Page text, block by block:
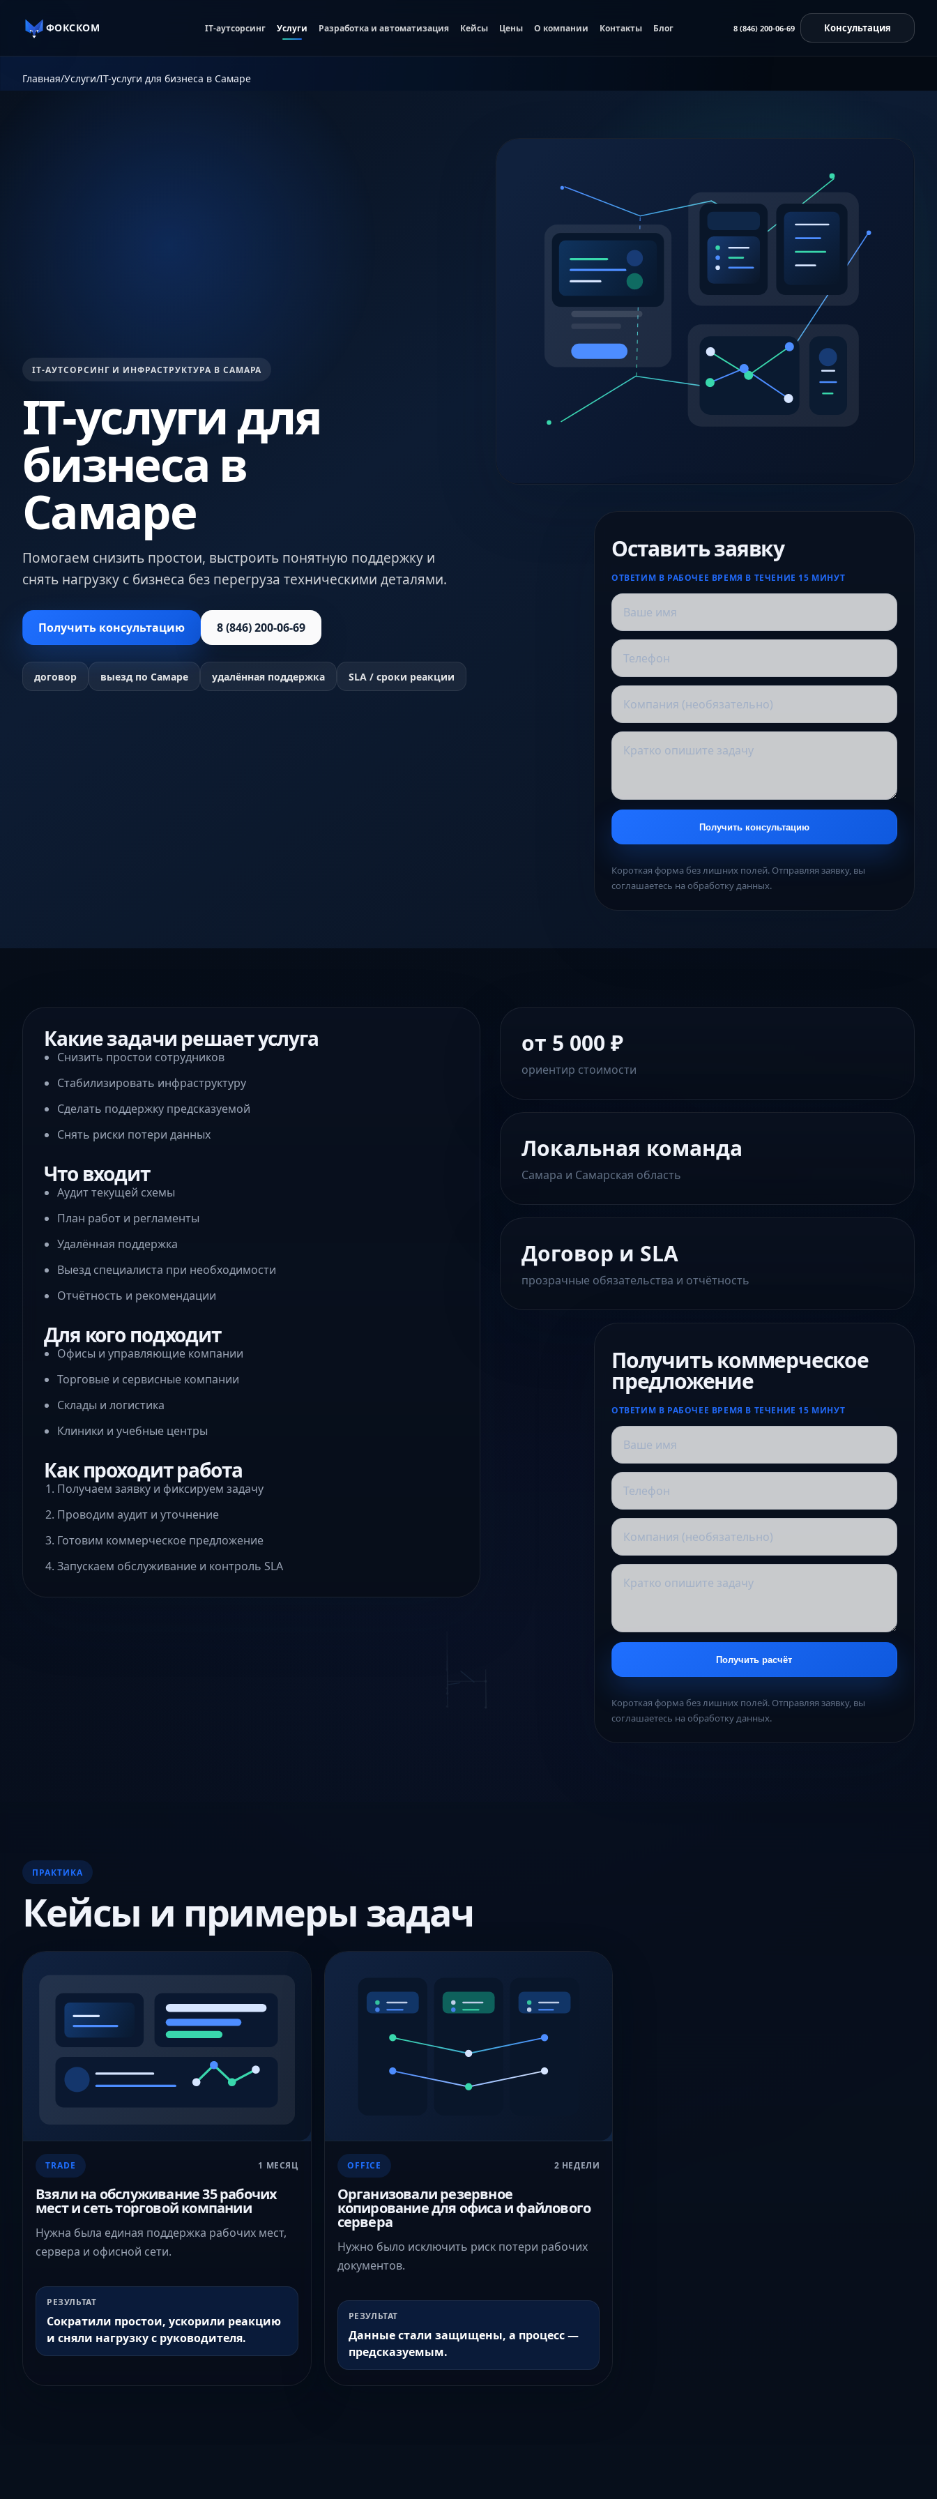
ФОКСКОМ IT-аутсорсинг Услуги Разработка и автоматизация Кейсы Цены О компании Контакты Блог 8 (846) 200-06-69 Консультация
Главная/Услуги/IT-услуги для бизнеса в Самаре
IT-АУТСОРСИНГ И ИНФРАСТРУКТУРА В САМАРА
IT-услуги для
бизнеса в
Самаре
Помогаем снизить простои, выстроить понятную поддержку и
снять нагрузку с бизнеса без перегруза техническими деталями.
Получить консультацию 8 (846) 200-06-69
договор выезд по Самаре удалённая поддержка SLA / сроки реакции
Оставить заявку
ОТВЕТИМ В РАБОЧЕЕ ВРЕМЯ В ТЕЧЕНИЕ 15 МИНУТ
Получить консультацию
Короткая форма без лишних полей. Отправляя заявку, вы
соглашаетесь на обработку данных.
Какие задачи решает услуга
Снизить простои сотрудников
Стабилизировать инфраструктуру
Сделать поддержку предсказуемой
Снять риски потери данных
Что входит
Аудит текущей схемы
План работ и регламенты
Удалённая поддержка
Выезд специалиста при необходимости
Отчётность и рекомендации
Для кого подходит
Офисы и управляющие компании
Торговые и сервисные компании
Склады и логистика
Клиники и учебные центры
Как проходит работа
Получаем заявку и фиксируем задачу
Проводим аудит и уточнение
Готовим коммерческое предложение
Запускаем обслуживание и контроль SLA
от 5 000 ₽
ориентир стоимости
Локальная команда
Самара и Самарская область
Договор и SLA
прозрачные обязательства и отчётность
Получить коммерческое
предложение
ОТВЕТИМ В РАБОЧЕЕ ВРЕМЯ В ТЕЧЕНИЕ 15 МИНУТ
Получить расчёт
Короткая форма без лишних полей. Отправляя заявку, вы
соглашаетесь на обработку данных.
ПРАКТИКА
Кейсы и примеры задач
TRADE 1 МЕСЯЦ
Взяли на обслуживание 35 рабочих
мест и сеть торговой компании
Нужна была единая поддержка рабочих мест,
сервера и офисной сети.
РЕЗУЛЬТАТ
Сократили простои, ускорили реакцию
и сняли нагрузку с руководителя.
OFFICE 2 НЕДЕЛИ
Организовали резервное
копирование для офиса и файлового
сервера
Нужно было исключить риск потери рабочих
документов.
РЕЗУЛЬТАТ
Данные стали защищены, а процесс —
предсказуемым.